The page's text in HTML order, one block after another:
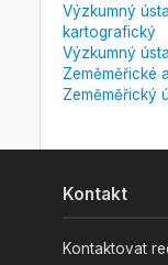
Výzkumný
kartografický
Výzkumný
Zeměměřické
Zeměměřický
Kontakt
Kontaktovat